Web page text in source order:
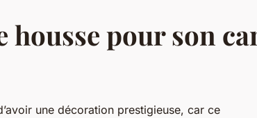
pour son
une décoration prestigieuse, car ce